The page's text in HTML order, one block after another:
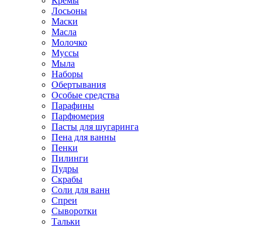
Лосьоны
Маски
Масла
Молочко
Муссы
Мыла
Наборы
Обертывания
Особые средства
Парафины
Парфюмерия
Пасты для шугаринга
Пена для ванны
Пенки
Пилинги
Пудры
Скрабы
Соли для ванн
Спреи
Сыворотки
Тальки